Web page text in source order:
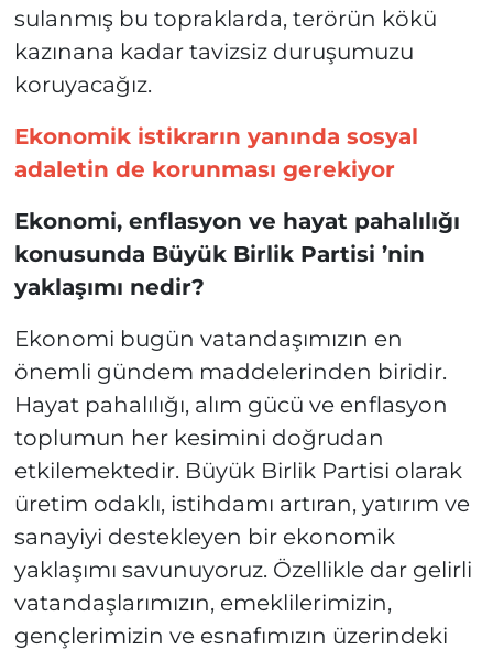
sulanmış bu topraklarda, terörün kökü
kazınana kadar tavizsiz duruşumuzu
koruyacağız.
Ekonomik istikrarın yanında sosyal
adaletin de korunması gerekiyor
Ekonomi, enflasyon ve hayat pahalılığı
konusunda Büyük Birlik Partisi ’nin
yaklaşımı nedir?
Ekonomi bugün vatandaşımızın en
önemli gündem maddelerinden biridir.
Hayat pahalılığı, alım gücü ve enflasyon
toplumun her kesimini doğrudan
etkilemektedir. Büyük Birlik Partisi olarak
üretim odaklı, istihdamı artıran, yatırım ve
sanayiyi destekleyen bir ekonomik
yaklaşımı savunuyoruz. Özellikle dar gelirli
vatandaşlarımızın, emeklilerimizin,
gençlerimizin ve esnafımızın üzerindeki